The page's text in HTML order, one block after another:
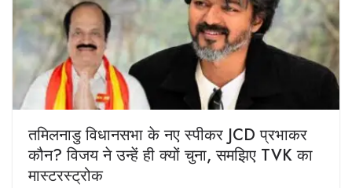
तमिलनाडु विधानसभा के नए स्पीकर JCD प्रभाकर
कौन? विजय ने उन्हें ही क्यों चुना, समझिए TVK का
मास्टरस्ट्रोक